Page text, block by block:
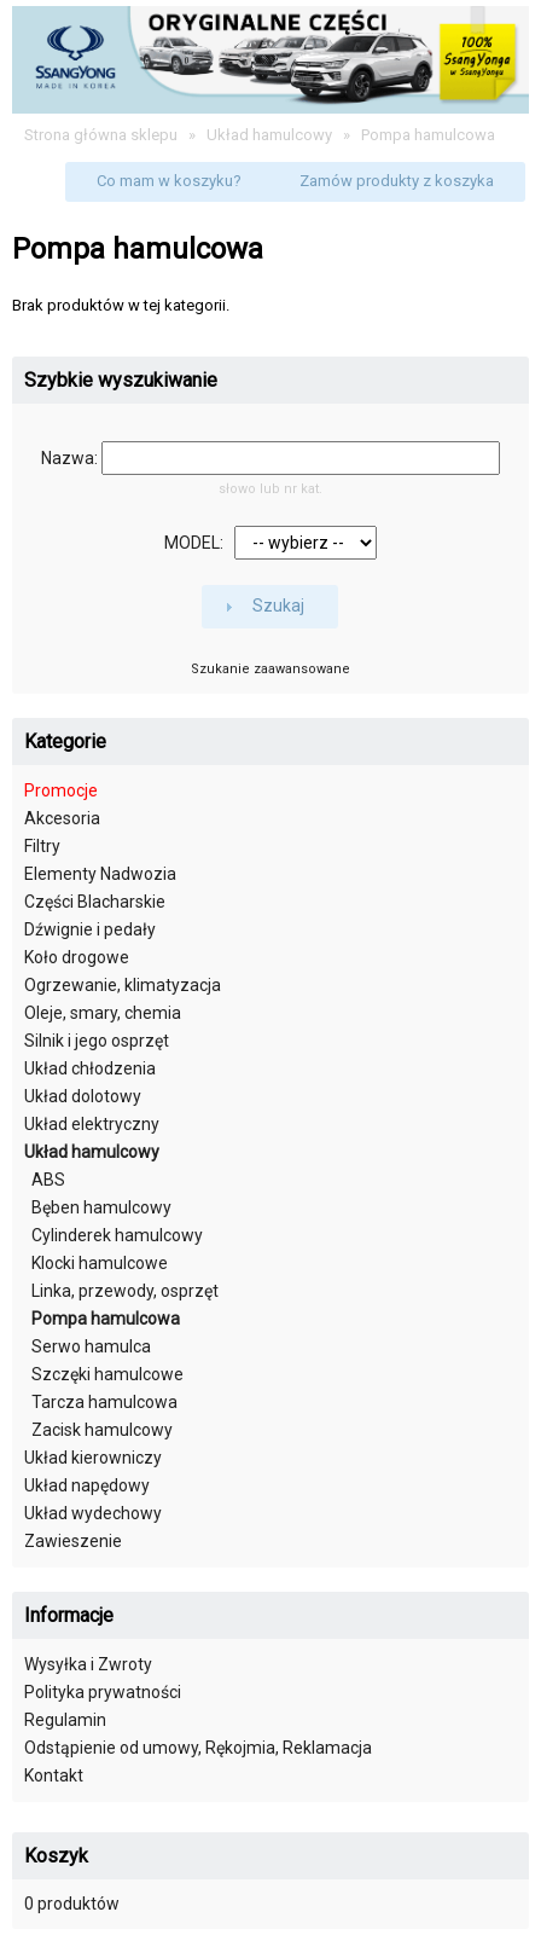
Strona główna sklepu » Układ hamulcowy » Pompa hamulcowa
Co mam w koszyku? Zamów produkty z koszyka
Pompa hamulcowa
Brak produktów w tej kategorii.
Szybkie wyszukiwanie
Nazwa:
słowo lub nr kat.
MODEL:
Szukaj
Szukanie zaawansowane
Kategorie
Promocje
Akcesoria
Filtry
Elementy Nadwozia
Części Blacharskie
Dźwignie i pedały
Koło drogowe
Ogrzewanie, klimatyzacja
Oleje, smary, chemia
Silnik i jego osprzęt
Układ chłodzenia
Układ dolotowy
Układ elektryczny
Układ hamulcowy
ABS
Bęben hamulcowy
Cylinderek hamulcowy
Klocki hamulcowe
Linka, przewody, osprzęt
Pompa hamulcowa
Serwo hamulca
Szczęki hamulcowe
Tarcza hamulcowa
Zacisk hamulcowy
Układ kierowniczy
Układ napędowy
Układ wydechowy
Zawieszenie
Informacje
Wysyłka i Zwroty
Polityka prywatności
Regulamin
Odstąpienie od umowy, Rękojmia, Reklamacja
Kontakt
Koszyk
0 produktów